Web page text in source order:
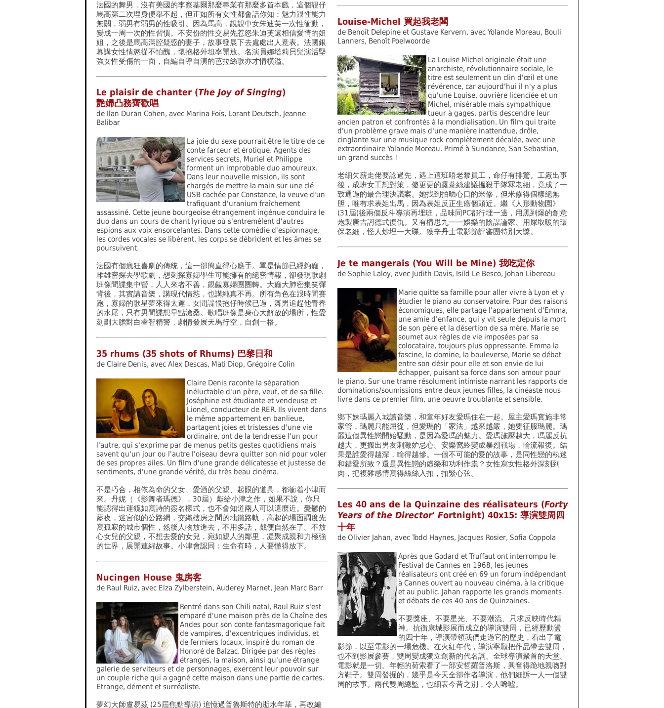
法國的舞男，沒有美國的李察基爾那麼專業有那麼多首本戲，這個靚仔
馬高第二次埋身便舉不起，但正如所有女性都會話你知：魅力跟性能力
無關，弱男有弱男的性吸引。因為馬高，靚靚中女朱迪芙一次性衝動，
變成一周一次的性習慣。不安份的性交易先惹怒朱迪芙還相信愛情的姐
姐，之後是馬高滿腔疑惑的妻子，故事發展下去處處出人意表。法國銀
幕講女性情慾從不怕醜，懷抱格外坦率開放。名演員娜塔莉貝兒演活堅
強女性受傷的一面，自編自導自演的芭拉絲歌亦才情橫溢。
Le plaisir de chanter (The Joy of Singing)
艷婦凸務齊歡唱
de Ilan Duran Cohen, avec Marina Foïs, Lorant Deutsch, Jeanne
Balibar
La joie du sexe pourrait être le titre de ce
conte farceur et érotique. Agents des
services secrets, Muriel et Philippe
forment un improbable duo amoureux.
Dans leur nouvelle mission, ils sont
chargés de mettre la main sur une clé
USB cachée par Constance, la veuve d'un
trafiquant d'uranium fraîchement
assassiné. Cette jeune bourgeoise étrangement ingénue conduira le
duo dans un cours de chant lyrique où s'entremêlent d'autres
espions aux voix ensorcelantes. Dans cette comédie d'espionnage,
les cordes vocales se libèrent, les corps se débrident et les âmes se
poursuivent.
法國有個瘋狂喜劇的傳統，這一部簡直得心應手。單是情節已經夠癲，
雌雄密探去學歌劇，想刺探寡婦學生可能擁有的絕密情報，卻發現歌劇
班像間諜集中營，人人來者不善，覬覦寡婦團團轉。大癲大肺密集笑彈
背後，其實講音樂，講現代情慾，也講純真不再。所有角色在跟時間賽
跑，寡婦的歌星夢來得太遲，女間諜恨抱仔時候已過，舞男追趕他青春
的水尾，只有男間諜想早點滄桑。歌唱班像是身心大解放的場所，性愛
刻劃大膽對白睿智精警，劇情發展天馬行空，自創一格。
35 rhums (35 shots of Rhums) 巴黎日和
de Claire Denis, avec Alex Descas, Mati Diop, Grégoire Colin
Claire Denis raconte la séparation
inéluctable d'un père, veuf, et de sa fille.
Joséphine est étudiante et vendeuse et
Lionel, conducteur de RER. Ils vivent dans
le même appartement en banlieue,
partagent joies et tristesses d'une vie
ordinaire, ont de la tendresse l'un pour
l'autre, qui s'exprime par de menus petits gestes quotidiens mais
savent qu'un jour ou l'autre l'oiseau devra quitter son nid pour voler
de ses propres ailes. Un film d'une grande délicatesse et justesse de
sentiments, d'une grande vérité, du très beau cinéma.
不是巧合，相依為命的父女、愛酒的父親、起眼的道具，都衝着小津而
來。丹妮（《影舞者瑪德》，30屆）獻給小津之作，如果不說，你只
能認得出運鏡如寫詩的簽名樣式，也不會知道兩人可以這麼近。憂鬱的
藍夜，迷宮似的公路網，交織樓房之間的地鐵路軌，高超的場面調度先
寫孤寂的城市個性，然後人物放進去，不用多話，戲便自然在了。不放
心女兒的父親，不想去愛的女兒，宛如親人的鄰里，凝聚成親和力極強
的世界，展開連綿故事。小津會認同：生命有時，人要懂得放下。
Nucingen House 鬼房客
de Raul Ruiz, avec Elza Zylberstein, Auderey Marnet, Jean Marc Barr
Rentré dans son Chili natal, Raul Ruiz s'est
emparé d'une maison près de la Chaîne des
Andes pour son conte fantasmagorique fait
de vampires, d'excentriques individus, et
de fermiers locaux, inspiré du roman de
Honoré de Balzac. Dirigée par des règles
étranges, la maison, ainsi qu'une étrange
galerie de serviteurs et de personnages, exercent leur pouvoir sur
un couple riche qui a gagné cette maison dans une partie de cartes.
Etrange, dément et surréaliste.
夢幻大師盧易茲 (25屆焦點導演) 追憶過普魯斯特的逝水年華，再改編
Louise-Michel 買起我老闆
de Benoît Delepine et Gustave Kervern, avec Yolande Moreau, Bouli
Lanners, Benoît Poelwoorde
La Louise Michel originale était une
anarchiste, révolutionnaire sociale, le
titre est seulement un clin d'œil et une
révérence, car aujourd'hui il n'y a plus
qu'une Louise, ouvrière licencíée et un
Michel, misérable mais sympathique
tueur à gages, partis descendre leur
ancien patron et confrontés à la mondialisation. Un film qui traite
d'un problème grave mais d'une manière inattendue, drôle,
cinglante sur une musique rock complètement décalée, avec une
extraordinaire Yolande Moreau. Primé à Sundance, San Sebastian,
un grand succès !
老細欠薪走佬要諗過先，遇上這班唔老黎員工，命仔有排驚。工廠出事
後，成班女工想對策，傻更更的露薏絲建議搵殺手隊冧老細，竟成了一
致通過的最合理決議案。她找到拍晒心口的米修，但米修得個樣絕無
胆，唯有求表姐出馬，因為表姐反正生癌個頭近。繼《人形動物園》
(31屆)後兩個反斗導演再埋班，品味同PC都行埋一邊，用黑到爆的創意
炮製唐吉訶德式復仇。又有構思九一一娛樂的陰謀論家、用屎取暖的環
保老細，怪人炒埋一大碟。獲辛丹士電影節評審團特別大獎。
Je te mangerais (You Will be Mine) 我吃定你
de Sophie Laloy, avec Judith Davis, Isild Le Besco, Johan Libereau
Marie quitte sa famille pour aller vivre à Lyon et y
étudier le piano au conservatoire. Pour des raisons
économiques, elle partage l'appartement d'Emma,
une amie d'enfance, qui y vit seule depuis la mort
de son père et la désertion de sa mère. Marie se
soumet aux règles de vie imposées par sa
colocataire, toujours plus oppressante. Emma la
fascine, la domine, la bouleverse, Marie se débat
entre son désir pour elle et son envie de lui
échapper, puisant sa force dans son amour pour
le piano. Sur une trame résolument intimiste narrant les rapports de
dominations/soumissions entre deux jeunes filles, la cinéaste nous
livre dans ce premier film, une oeuvre troublante et sensible.
鄉下妹瑪麗入城讀音樂，和童年好友愛瑪住在一起。屋主愛瑪實施非常
家管，瑪麗只能屈從，但愛瑪的「家法」越來越嚴，她要征服瑪麗。瑪
麗這個異性戀開始騷動，是因為愛瑪的魅力。愛瑪施壓越大，瑪麗反抗
越大，更搬出男友刺激妒忌心。安樂窩終變成暴烈戰場，輪流報復。結
果是誰愛得越深，輸得越慘。一個不可能的愛的故事，是同性戀的執迷
和錯愛所致？還是異性戀的虛榮和功利作祟？女性寫女性格外深刻到
肉，把複雜感情寫得絲絲入扣，扣緊心弦。
Les 40 ans de la Quinzaine des réalisateurs (Forty
Years of the Director' Fortnight) 40x15: 導演雙周四
十年
de Olivier Jahan, avec Todd Haynes, Jacques Rosier, Sofia Coppola
Après que Godard et Truffaut ont interrompu le
Festival de Cannes en 1968, les jeunes
réalisateurs ont créé en 69 un forum indépendant
à Cannes ouvert au nouveau cinéma, à la critique
et au public. Jahan rapporte les grands moments
et débats de ces 40 ans de Quinzaines.
不要獎座、不要星光、不要潮流、只求反映時代精
神。抗衡康城影展而成立的導演雙周，已經歷動盪
的四十年，導演帶領我們走過它的歷史，看出了電
影節，以至電影的一場危機。在火紅年代，導演寧願把作品帶去雙周，
也不到影展參賽，雙周變成獨立創新的代名詞、全球導演聚首的天堂。
電影就是一切。年輕的荷索看了一部安哲羅普洛斯，興奮得跪地親吻對
方鞋子。雙周發掘的，幾乎是今天全部作者導演，他們細訴一人一個雙
周的故事。兩代雙周總監，也細表今昔之別，令人唏噓。